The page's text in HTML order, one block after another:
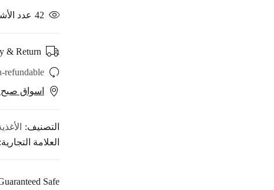
42 عدد
& Return
refundable.
اسواق
التصنيف:
العلامة التجارية:
Safe